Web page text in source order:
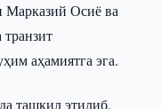
Марказий Осиё ва
транзит
аҳамиятга эга.
ташкил этилиб,